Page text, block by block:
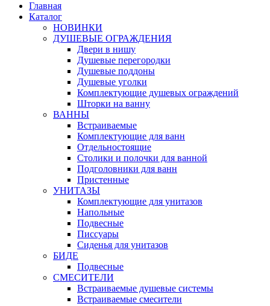
Главная
Каталог
НОВИНКИ
ДУШЕВЫЕ ОГРАЖДЕНИЯ
Двери в нишу
Душевые перегородки
Душевые поддоны
Душевые уголки
Комплектующие душевых ограждений
Шторки на ванну
ВАННЫ
Встраиваемые
Комплектующие для ванн
Отдельностоящие
Столики и полочки для ванной
Подголовники для ванн
Пристенные
УНИТАЗЫ
Комплектующие для унитазов
Напольные
Подвесные
Писсуары
Сиденья для унитазов
БИДЕ
Подвесные
СМЕСИТЕЛИ
Встраиваемые душевые системы
Встраиваемые смесители